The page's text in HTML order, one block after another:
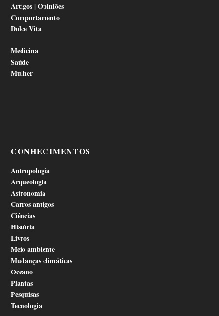
Artigos | Opiniões
Comportamento
Dolce Vita
Medicina
Saúde
Mulher
CONHECIMENTOS
Antropologia
Arqueologia
Astronomia
Carros antigos
Ciências
História
Livros
Meio ambiente
Mudanças climáticas
Oceano
Plantas
Pesquisas
Tecnologia